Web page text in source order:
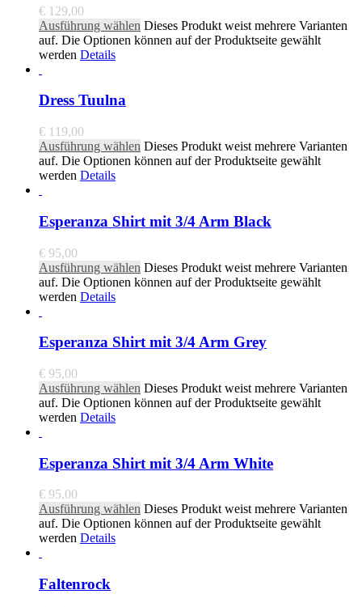
€ 129,00
Ausführung wählen Dieses Produkt weist mehrere Varianten
auf. Die Optionen können auf der Produktseite gewählt
werden Details
Dress Tuulna
€ 119,00
Ausführung wählen Dieses Produkt weist mehrere Varianten
auf. Die Optionen können auf der Produktseite gewählt
werden Details
Esperanza Shirt mit 3/4 Arm Black
€ 95,00
Ausführung wählen Dieses Produkt weist mehrere Varianten
auf. Die Optionen können auf der Produktseite gewählt
werden Details
Esperanza Shirt mit 3/4 Arm Grey
€ 95,00
Ausführung wählen Dieses Produkt weist mehrere Varianten
auf. Die Optionen können auf der Produktseite gewählt
werden Details
Esperanza Shirt mit 3/4 Arm White
€ 95,00
Ausführung wählen Dieses Produkt weist mehrere Varianten
auf. Die Optionen können auf der Produktseite gewählt
werden Details
Faltenrock